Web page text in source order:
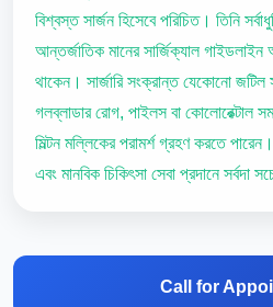
বিশ্বস্ত সার্জন হিসেবে পরিচিত। তিনি
আন্তর্জাতিক মানের সার্জিক্যাল
থাকেন। সার্জারি সংক্রান্ত যেকোনো জটিল
গলব্লাডার রোগ, পাইলস বা কোলোরেক্টাল
মিল্টন মল্লিকের পরামর্শ গ্রহণ করতে
এবং মানবিক চিকিৎসা সেবা প্রদানে সর্বদা
Call for